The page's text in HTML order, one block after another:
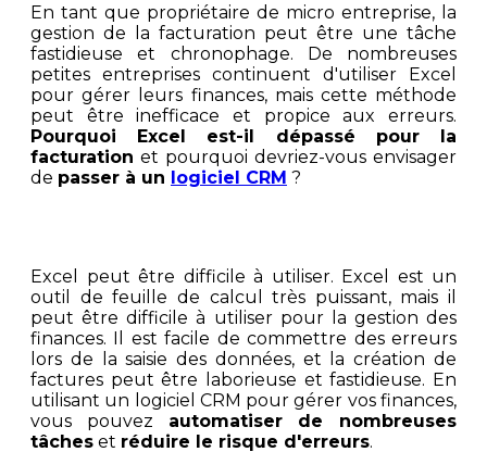
En tant que propriétaire de micro entreprise, la
gestion de la facturation peut être une tâche
fastidieuse et chronophage. De nombreuses
petites entreprises continuent d'utiliser Excel
pour gérer leurs finances, mais cette méthode
peut être inefficace et propice aux erreurs.
Pourquoi Excel est-il dépassé pour la
facturation et pourquoi devriez-vous envisager
de passer à un logiciel CRM ?
Excel peut être difficile à utiliser. Excel est un
outil de feuille de calcul très puissant, mais il
peut être difficile à utiliser pour la gestion des
finances. Il est facile de commettre des erreurs
lors de la saisie des données, et la création de
factures peut être laborieuse et fastidieuse. En
utilisant un logiciel CRM pour gérer vos finances,
vous pouvez automatiser de nombreuses
tâches et réduire le risque d'erreurs.